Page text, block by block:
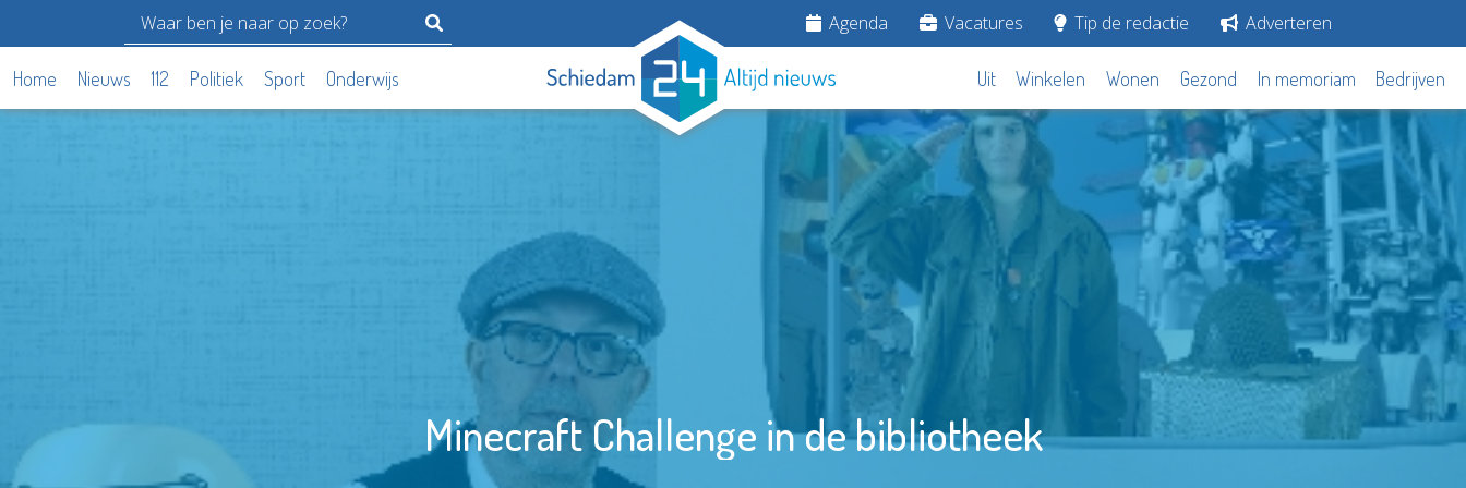
Agenda Vacatures Tip de redactie Adverteren
Home Nieuws 112 Politiek Sport Onderwijs Uit Winkelen Wonen Gezond In memoriam Bedrijven
Minecraft Challenge in de bibliotheek